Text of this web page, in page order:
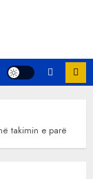
takimin e parë